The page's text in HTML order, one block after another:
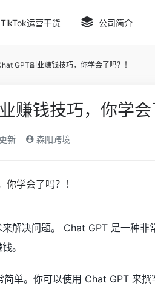
TikTok运营干货 公司简介
GPT副业赚钱技巧，你学会了吗？！
赚钱技巧，你学会
新 森阳跨境
解决问题。 Chat GPT 是一种非
。
单。你可以使用 Chat GPT 来